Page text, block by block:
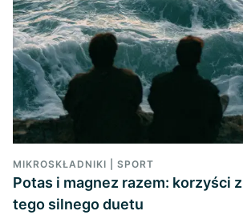
MIKROSKŁADNIKI | SPORT
Potas i magnez razem: korzyści z
tego silnego duetu